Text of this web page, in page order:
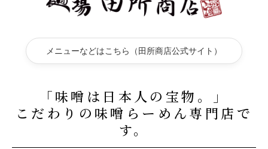
メニューなどはこちら（田所商店公式サイト）
「味噌は日本人の宝物。」
こだわりの味噌らーめん専門店で
す。